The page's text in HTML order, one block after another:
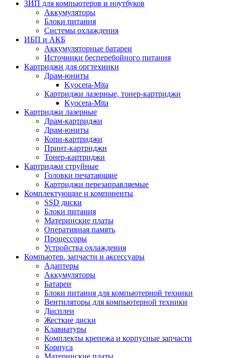
ЗИП для компьютеров и ноутбуков
Аккумуляторы
Блоки питания
Системы охлаждения
ИБП и АКБ
Аккумуляторные батареи
Источники бесперебойного питания
Картриджи для оргтехники
Драм-юниты
Kyocera-Mita
Картриджи лазерные, тонер-картриджи
Kyocera-Mita
Картриджи лазерные
Драм-картриджи
Драм-юниты
Копи-картриджи
Принт-картриджи
Тонер-картриджи
Картриджи струйные
Головки печатающие
Картриджи перезаправляемые
Комплектующие и компоненты
SSD диски
Блоки питания
Материнские платы
Оперативная память
Процессоры
Устройства охлаждения
Компьютер. запчасти и аксессуары
Адаптеры
Аккумуляторы
Батареи
Блоки питания для компьютерной техники
Вентиляторы для компьютерной техники
Дисплеи
Жесткие диски
Клавиатуры
Комплекты крепежа и корпусные запчасти
Корпуса
Материнские платы